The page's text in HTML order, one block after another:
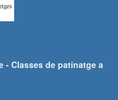
- Classes de patinatge a